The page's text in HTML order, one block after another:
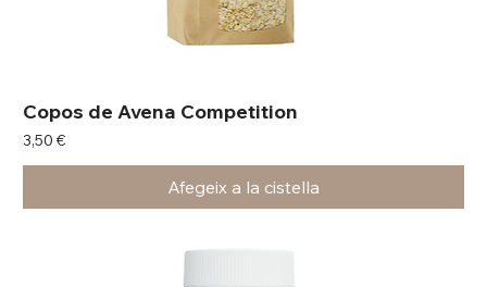
Copos de Avena Competition
Preu
3,50 €
Afegeix a la cistella